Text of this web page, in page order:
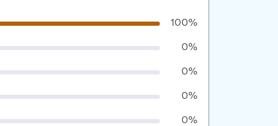
100%
0%
0%
0%
0%